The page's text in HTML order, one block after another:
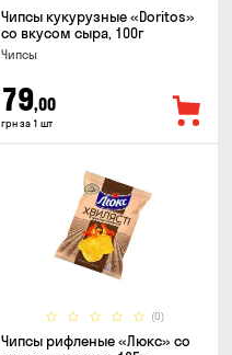
Чипсы кукурузные «Doritos»
со вкусом сыра, 100г
Чипсы
79,00
грн за 1 шт
(0)
Чипсы рифленые «Люкс» со